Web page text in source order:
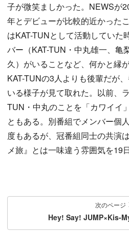
子が微笑ましかった。NEWSが
年とデビューが比較的近かった
はKAT-TUNとして活動していた
バー（KAT-TUN・中丸雄一、亀
久）がいることなど、何かと縁
KAT-TUNの3人よりも後輩だが
いる様子が見て取れた。以前、
TUN・中丸のことを「カワイイ
ともある。別番組でメンバー個
度もあるが、冠番組同士の共演
メ旅』とは一味違う雰囲気を19
次のページ
Hey! Say! JUMP×Kis-